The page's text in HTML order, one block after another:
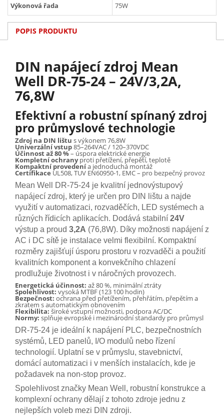
Výkonová řada 75W
POPIS PRODUKTU
DIN napájecí zdroj Mean
Well DR-75-24 – 24V/3,2A,
76,8W
Efektivní a robustní spínaný zdroj
pro průmyslové technologie
Zdroj na DIN lištu s výkonem 76,8W
Univerzální vstup85–264VAC / 120–370VDC
Účinnost až 80 %– úspora elektrické energie
Kompletní ochranyproti přetížení, přepětí, teplotě
Kompaktní provedenía jednoduchá montáž
Certifikace UL508, TUV EN60950-1, EMC – pro bezpečný provoz
Mean Well DR-75-24 je kvalitní jednovýstupový
napájecí zdroj, který je určen pro DIN lištu a najde
využití v automatizaci, rozvaděčích, LED systémech a
různých řídicích aplikacích. Dodává stabilní 24V
výstup a proud 3,2A (76,8W). Díky možnosti napájení z
AC i DC sítě je instalace velmi flexibilní. Kompaktní
rozměry zajišťují úsporu prostoru v rozvaděči a použití
kvalitních komponent a konvekčního chlazení
prodlužuje životnost i v náročných provozech.
Energetická účinnost: až 80 %, minimální ztráty
Spolehlivost: vysoká MTBF (123 100 hodin)
Bezpečnost: ochrana před přetížením, přehřátím, přepětím a
zkratem s automatickým obnovením
Flexibilita: široké vstupní možnosti, podpora AC/DC
Normy: splňuje evropské i mezinárodní standardy pro průmysl
DR-75-24 je ideální k napájení PLC, bezpečnostních
systémů, LED panelů, I/O modulů nebo řízení
technologií. Uplatní se v průmyslu, stavebnictví,
domácí automatizaci i v menších instalacích, kde je
požadavek na non-stop provoz.
Spolehlivost značky Mean Well, robustní konstrukce a
komplexní ochrany dělají z tohoto zdroje jednu z
nejlepších voleb mezi DIN zdroji.